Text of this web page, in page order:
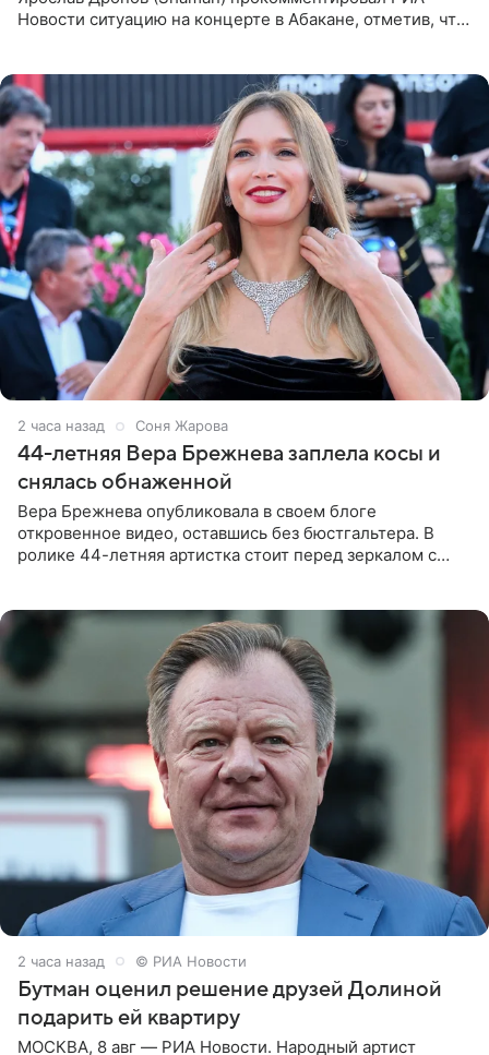
Новости ситуацию на концерте в Абакане, отметив, что
2 часа назад Соня Жарова
44-летняя Вера Брежнева заплела косы и
снялась обнаженной
Вера Брежнева опубликовала в своем блоге
откровенное видео, оставшись без бюстгальтера. В
ролике 44-летняя артистка стоит перед зеркалом с
2 часа назад © РИА Новости
Бутман оценил решение друзей Долиной
подарить ей квартиру
МОСКВА, 8 авг — РИА Новости. Народный артист